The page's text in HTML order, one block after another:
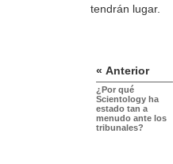
tendrán lugar.
« Anterior
¿Por qué
Scientology ha
estado tan a
menudo ante los
tribunales?